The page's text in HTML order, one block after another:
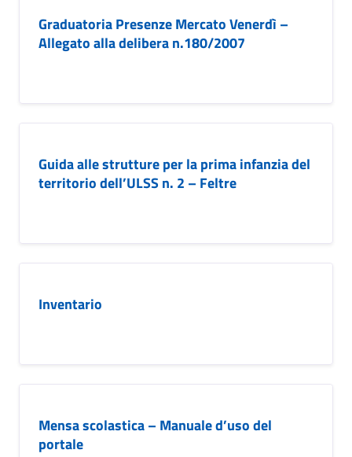
Graduatoria Presenze Mercato Venerdì –
Allegato alla delibera n.180/2007
Guida alle strutture per la prima infanzia del
territorio dell’ULSS n. 2 – Feltre
Inventario
Mensa scolastica – Manuale d’uso del
portale